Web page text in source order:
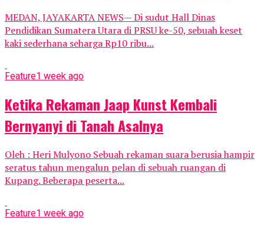
MEDAN, JAYAKARTA NEWS— Di sudut Hall Dinas
Pendidikan Sumatera Utara di PRSU ke-50, sebuah keset
kaki sederhana seharga Rp10 ribu...
Feature1 week ago
Ketika Rekaman Jaap Kunst Kembali
Bernyanyi di Tanah Asalnya
Oleh : Heri Mulyono Sebuah rekaman suara berusia hampir
seratus tahun mengalun pelan di sebuah ruangan di
Kupang. Beberapa peserta...
Feature1 week ago